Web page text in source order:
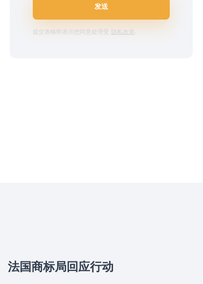
发送
提交表格即表示您同意处理受 隐私政策 .
法国商标局回应行动